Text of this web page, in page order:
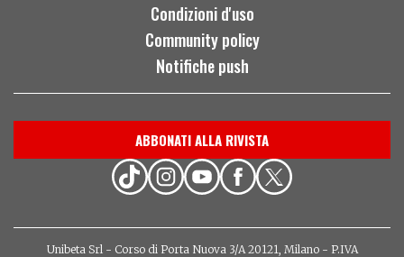
Condizioni d'uso
Community policy
Notifiche push
ABBONATI ALLA RIVISTA
Unibeta Srl - Corso di Porta Nuova 3/A 20121, Milano - P.IVA